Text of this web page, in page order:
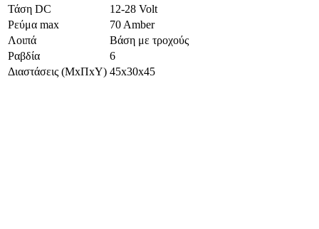
Τάση DC
12-28 Volt
Ρεύμα max
70 Amber
Λοιπά
Βάση με τροχούς
Ραβδία
6
Διαστάσεις (ΜxΠxΥ) 45x30x45